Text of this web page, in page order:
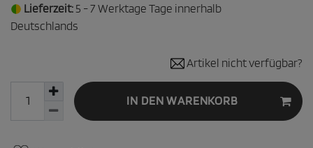
Lieferzeit: 5 - 7 Werktage Tage innerhalb
Deutschlands
Artikel nicht verfügbar?
IN DEN WARENKORB